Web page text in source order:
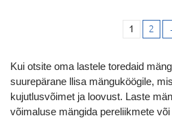
1 2
Kui otsite oma lastele toredaid
suurepärane llisa mänguköögile,
kujutlusvõimet ja loovust. Laste
võimaluse mängida pereliikmete